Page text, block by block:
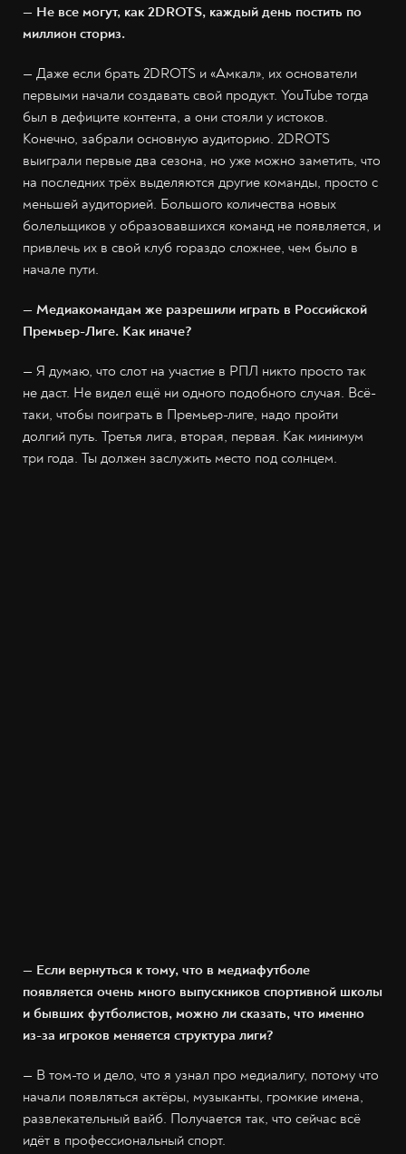
— Не все могут, как 2DROTS, каждый день постить по
миллион сториз.
— Даже если брать 2DROTS и «Амкал», их основатели
первыми начали создавать свой продукт. YouTube тогда
был в дефиците контента, а они стояли у истоков.
Конечно, забрали основную аудиторию. 2DROTS
выиграли первые два сезона, но уже можно заметить, что
на последних трёх выделяются другие команды, просто с
меньшей аудиторией. Большого количества новых
болельщиков у образовавшихся команд не появляется, и
привлечь их в свой клуб гораздо сложнее, чем было в
начале пути.
— Медиакомандам же разрешили играть в Российской
Премьер-Лиге. Как иначе?
— Я думаю, что слот на участие в РПЛ никто просто так
не даст. Не видел ещё ни одного подобного случая. Всё-
таки, чтобы поиграть в Премьер-лиге, надо пройти
долгий путь. Третья лига, вторая, первая. Как минимум
три года. Ты должен заслужить место под солнцем.
— Если вернуться к тому, что в медиафутболе
появляется очень много выпускников спортивной школы
и бывших футболистов, можно ли сказать, что именно
из-за игроков меняется структура лиги?
— В том-то и дело, что я узнал про медиалигу, потому что
начали появляться актёры, музыканты, громкие имена,
развлекательный вайб. Получается так, что сейчас всё
идёт в профессиональный спорт.